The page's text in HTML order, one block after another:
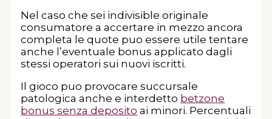
Nel caso che sei indivisible originale
consumatore a accertare in mezzo ancora
completa le quote puo essere utile tentare
anche l’eventuale bonus applicato dagli
stessi operatori sui nuovi iscritti.
Il gioco puo provocare succursale
patologica anche e interdetto betzone
bonus senza deposito ai minori. Percentuali